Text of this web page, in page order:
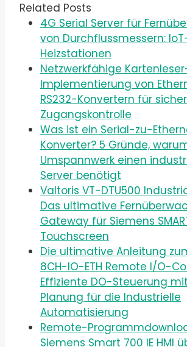
Related Posts
4G Serial Server für
von Durchflussmessern:
Heizstationen
Netzwerkfähige
Implementierung von
RS232-Konvertern für
Zugangskontrolle
Was ist ein Serial-zu-
Konverter? 5 Gründe,
Umspannwerk einen
Server benötigt
Valtoris VT-DTU500
Das ultimative
Gateway für Siemens
Touchscreen
Die ultimative Anleitung
8CH-IO-ETH Remote I/O-
Effiziente DO-Steuerung
Planung für die Industrielle
Automatisierung
Remote-
Siemens Smart 700 IE HMI